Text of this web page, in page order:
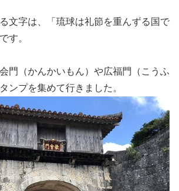
文字は、「琉球は礼節を重んずる国で
す。
門（かんかいもん）や広福門（こうふ
ンプを集めて行きました。